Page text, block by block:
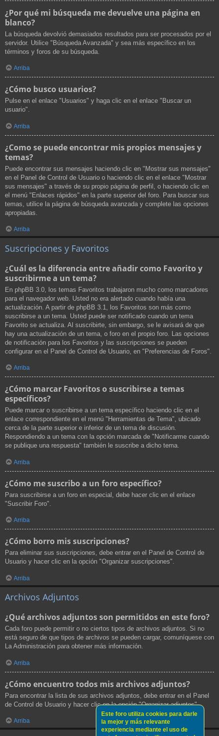
¿Por qué mi búsqueda me devuelve una página en
blanco?
La búsqueda devolvió demasiados resultados para ser procesados por el
servidor. Utilice "Búsqueda Avanzada" y sea más específico en los
términos y foros de su búsqueda.
Arriba
¿Cómo busco usuarios?
Pulse en el enlace "Usuarios" y haga clic en el enlace "Buscar un
usuario".
Arriba
¿Como se puede encontrar mis propios mensajes y
temas?
Puede encontrar sus mensajes haciendo clic en "Mostrar sus mensajes"
en el Panel de Control de Usuario o haciendo clic en el enlace "Mostrar
sus mensajes" a través de su propio página de perfil, o haciendo clic en
el menú "Enlaces rápidos" en la parte superior del foro. Para buscar sus
temas, utilice la página de búsqueda avanzada y complete las opciones
apropiadas.
Arriba
Suscripciones y Favoritos
¿Cuál es la diferencia entre añadir como Favorito y
suscribirme a un tema?
En phpBB 3.0, los temas Favoritos trabajaron mucho como marcadores
para el navegador web. Usted no era alertado cuando había una
actualización. A partir de phpBB 3.1, los Favoritos son más como
suscribirse a un tema. Usted puede ser notificado cuando un tema
Favorito se actualiza. Al suscribirte, sin embargo, se le avisará de que
hay una actualización de un tema, o foro en el propio foro. Las opciones
de notificación para los Favoritos y las suscripciones se pueden
configurar en el Panel de Control de Usuario, en "Preferencias de Foros".
Arriba
¿Cómo marcar Favoritos o suscribirse a temas
específicos?
Puede marcar o suscribirse a un tema específico haciendo clic en el
enlace correspondiente en el menú "Herramientas de Tema", ubicado
cerca de la parte superior e inferior de un tema de discusión.
Respondiendo a un tema con la opción marcada de "Notificarme cuando
se publique una respuesta" también le suscribe a dicho tema.
Arriba
¿Cómo me suscribo a un foro específico?
Para suscribirse a un foro en especial, debe hacer clic en el enlace
"Suscribir Foro".
Arriba
¿Cómo borro mis suscripciones?
Para eliminar sus suscripciones, debe entrar en el Panel de Control de
Usuario y hacer clic en la opción "Organizar suscripciones".
Arriba
Archivos Adjuntos
¿Qué archivos adjuntos son permitidos en este foro?
Cada foro puede permitir o no ciertos tipos de archivos adjuntos. Si no
está seguro de que tipos de archivos se pueden cargar, comuníquese con
La Administración para obtener más información.
Arriba
¿Cómo encuentro todos mis archivos adjuntos?
Para encontrar la lista de sus archivos adjuntos, debe entrar en el Panel
de Control de Usuario y hacer clic en la opción "Organizar adjuntos".
Arriba
Este foro utiliza cookies para darle
la mejor y más relevante
experiencia mediante el uso de